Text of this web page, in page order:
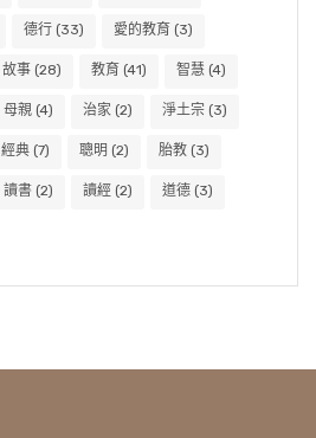
德行 (33) 愛的教育 (3)
故事 (28) 教育 (41) 智慧 (4)
母親 (4) 治家 (2) 淨土宗 (3)
經典 (7) 聰明 (2) 胎教 (3)
讀書 (2) 讀經 (2) 道德 (3)